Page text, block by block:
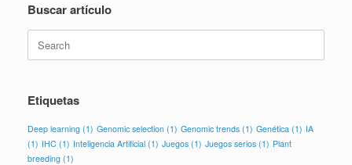
Buscar artículo
Search
for:
Etiquetas
Deep learning (1) Genomic selection (1) Genomic trends (1) Genética (1) IA
(1) IHC (1) Inteligencia Artificial (1) Juegos (1) Juegos serios (1) Plant
breeding (1)